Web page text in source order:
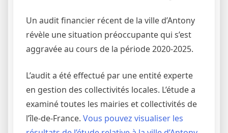
Un audit financier récent de la ville d’Antony
révèle une situation préoccupante qui s’est
aggravée au cours de la période 2020-2025.
L’audit a été effectué par une entité experte
en gestion des collectivités locales. L’étude a
examiné toutes les mairies et collectivités de
l’île-de-France. Vous pouvez visualiser les